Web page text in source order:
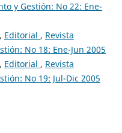
y Gestión: No 22: Ene-
Editorial , Revista
No 18: Ene-Jun 2005
Editorial , Revista
No 19: Jul-Dic 2005